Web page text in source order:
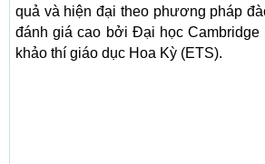
quả và hiện đại theo phương pháp
đánh giá cao bởi Đại học Cambridge
khảo thí giáo dục Hoa Kỳ (ETS).